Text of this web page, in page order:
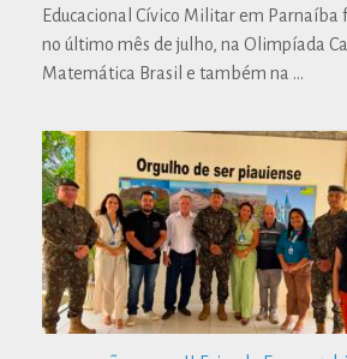
Educacional Cívico Militar em
no último mês de julho, na Olimpíada
Matemática Brasil e também na …